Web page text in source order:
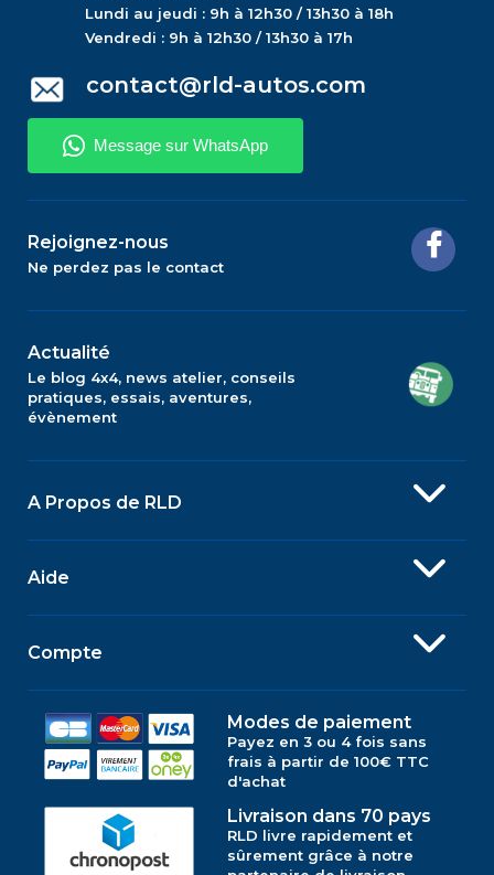
Lundi au jeudi : 9h à 12h30 / 13h30 à 18h
Vendredi : 9h à 12h30 / 13h30 à 17h
contact@rld-autos.com
Rejoignez-nous
Ne perdez pas le contact
Actualité
Le blog 4x4, news atelier, conseils
pratiques, essais, aventures,
évènement
A Propos de RLD
Aide
Compte
Modes de paiement
Payez en 3 ou 4 fois sans
frais à partir de 100€ TTC
d'achat
Livraison dans 70 pays
RLD livre rapidement et
sûrement grâce à notre